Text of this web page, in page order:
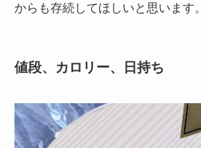
からも存続してほしいと思います。
値段、カロリー、日持ち